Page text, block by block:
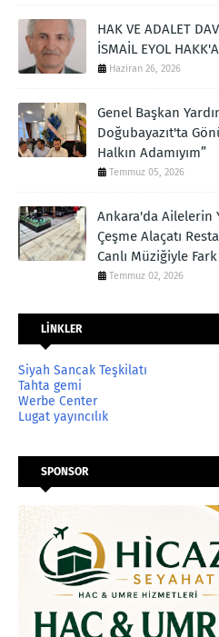
HAK VE ADALET
İSMAİL EYOL
Haziran 26, 2026
Genel Başkan
Doğubayazıt'ta
Halkın Adamıyım”
Temmuz 05, 2026
Ankara'da Ailelerin
Çeşme Alaçatı
Canlı Müziğiyle
Temmuz 02, 2026
LİNKLER
Siyah Sancak Teşkilatı
Tahta gemi
Werbe Center
Lugat yayıncılık
SPONSOR